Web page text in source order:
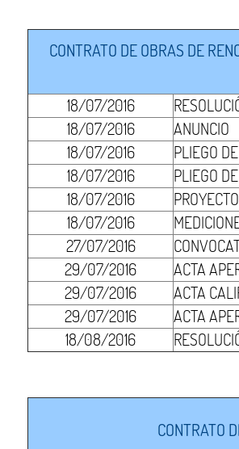
CONTRATO DE OBRAS DE
18/07/2016
18/07/2016
ANUNCIO
18/07/2016
PLIEGO
18/07/2016
PLIEGO
18/07/2016
18/07/2016
27/07/2016
29/07/2016
ACTA
29/07/2016
ACTA
29/07/2016
ACTA
18/08/2016
CONTRATO